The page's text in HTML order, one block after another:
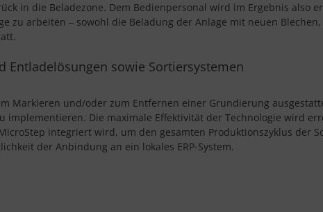
in die Beladezone. Dem Bedienpersonal wird im Ergebnis also
zu arbeiten – sowohl die Beladung der Anlage mit neuen
sowie Sortiersystemen
Markieren und/oder zum Entfernen einer Grundierung
implementieren. Die maximale Effektivität der Technologie wird
integriert wird, um den gesamten Produktionszyklus der
der Anbindung an ein lokales ERP-System.